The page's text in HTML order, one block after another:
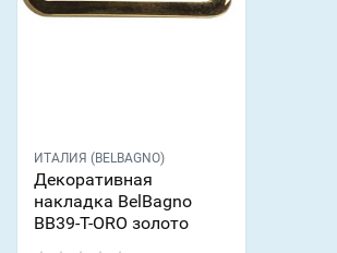
ИТАЛИЯ (BELBAGNO)
Декоративная
накладка BelBagno
BB39-T-ORO золото